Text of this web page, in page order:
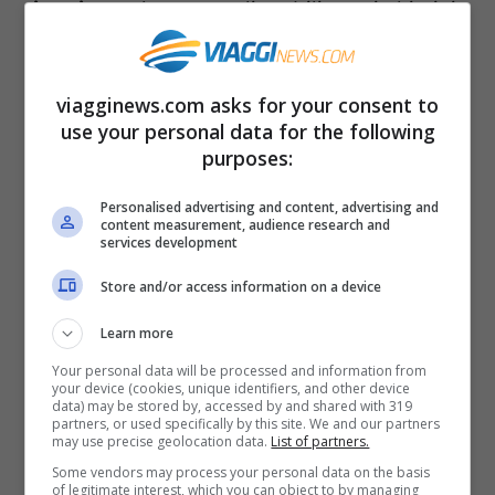
inquinato: le auto e gli stabilimenti chimici
e termoelettrici impregnano l’aria
spesso l’elevato tasso di umidità rende il
tutto ancor meno sopportabile.
a la capitale di Cuba ha comunque molto
da offrire
dalle rivoluzioni degli ultimi due secoli, il
centro storico –
più suggestiva della città, può essere
visitato interamente a piedi.Si può partire
da Plaza de la Catedral e dalla sua
viagginews.com asks for your consent to
use your personal data for the following
purposes:
Personalised advertising and content, advertising and
content measurement, audience research and
services development
Store and/or access information on a device
Learn more
Your personal data will be processed and information from
your device (cookies, unique identifiers, and other device
data) may be stored by, accessed by and shared with 319
partners, or used specifically by this site. We and our partners
may use precise geolocation data. List of partners.
Some vendors may process your personal data on the basis
of legitimate interest, which you can object to by managing